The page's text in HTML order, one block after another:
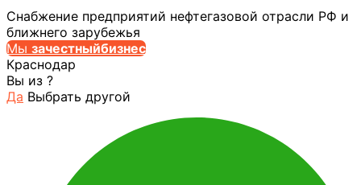
Снабжение предприятий нефтегазовой отрасли РФ и
ближнего зарубежья
Мы зачестныйбизнес
Краснодар
Вы из ?
Да Выбрать другой